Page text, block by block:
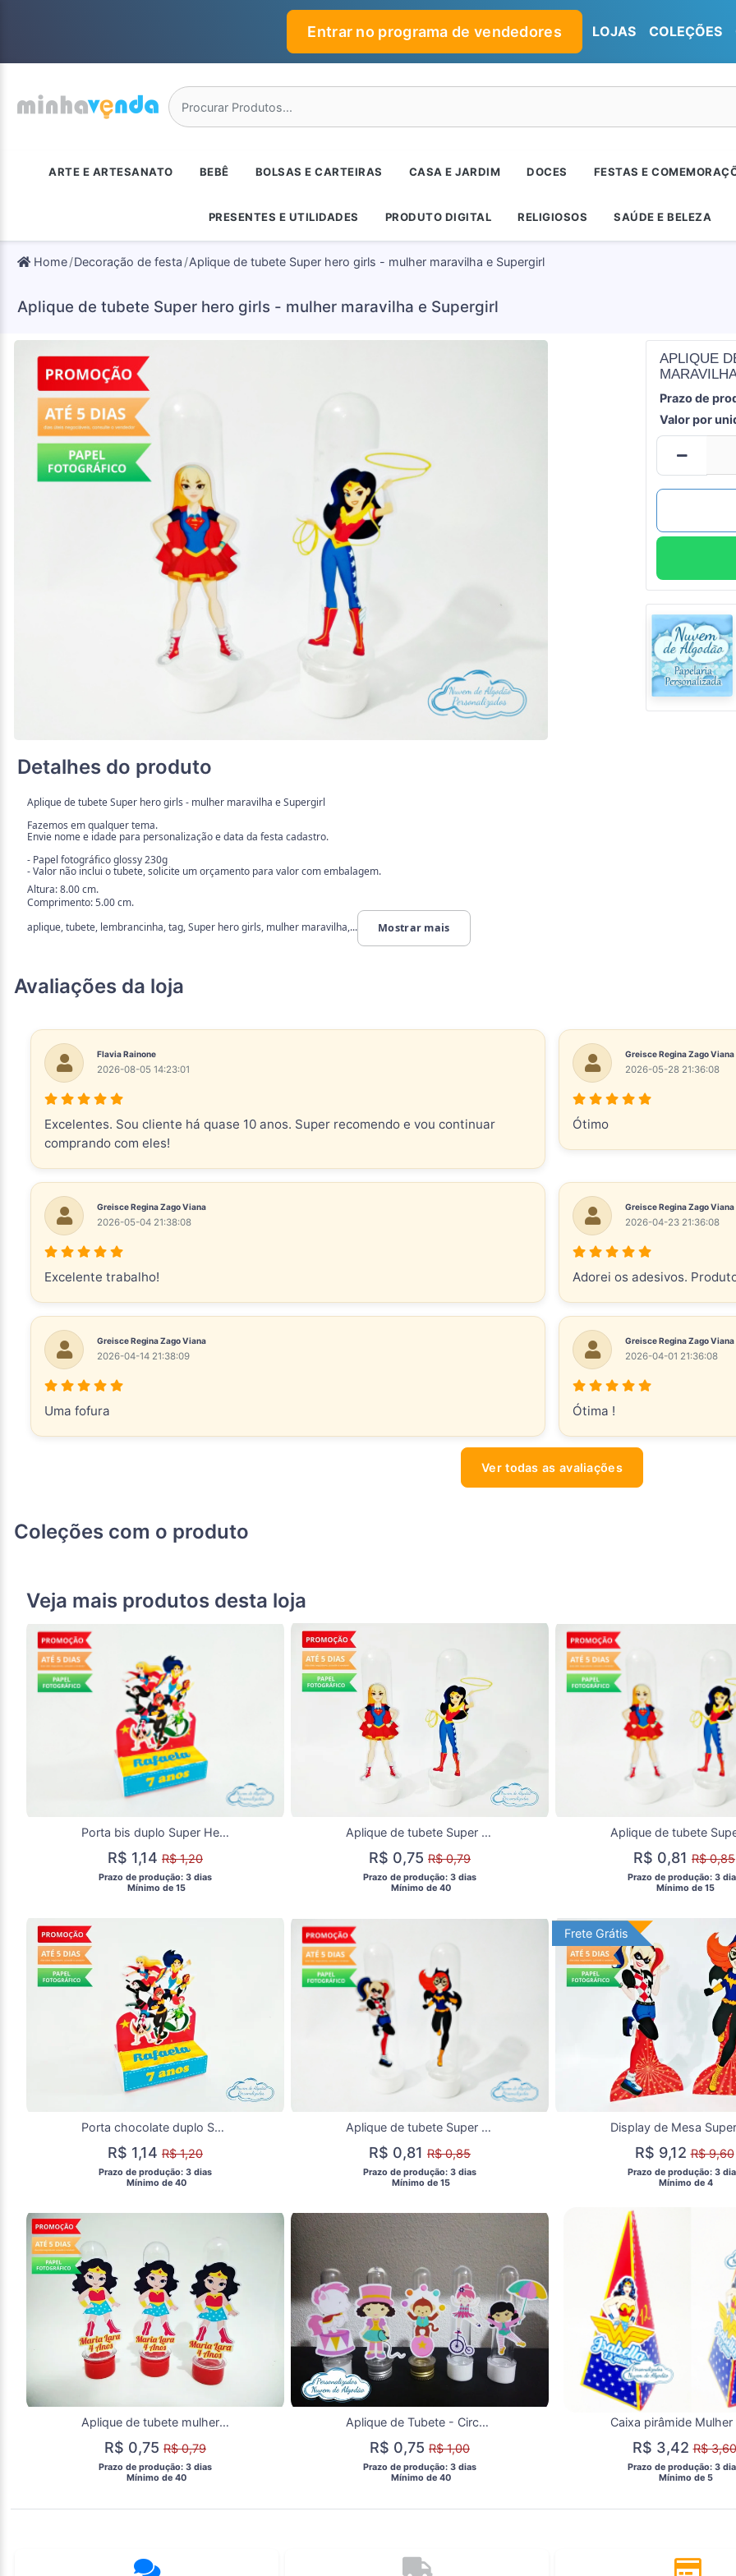
Entrar no programa de vendedores LOJAS COLEÇÕES
ARTE E ARTESANATO BEBÊ BOLSAS E CARTEIRAS CASA E JARDIM DOCES FESTAS E
PRESENTES E UTILIDADES PRODUTO DIGITAL RELIGIOSOS SAÚDE E BELEZA
Home Decoração de festa Aplique de tubete Super hero girls - mulher maravilha e Supergirl
Aplique de tubete Super hero girls - mulher maravilha e Supergirl
APLIQUE
Prazo de
Valor por
Detalhes do produto
Aplique de tubete Super hero girls - mulher maravilha e Supergirl
Fazemos em qualquer tema.
Envie nome e idade para personalização e data da festa cadastro.
- Papel fotográfico glossy 230g
- Valor não inclui o tubete, solicite um orçamento para valor com embalagem.
Altura: 8.00 cm.
Comprimento: 5.00 cm.
aplique, tubete, lembrancinha, tag, Super hero girls, mulher maravilha,...
Mostrar mais
Avaliações da loja
Flavia Rainone
2026-08-05 14:23:01
Excelentes. Sou cliente há quase 10 anos. Super recomendo e vou continuar
comprando com eles!
Greisce Regina Zago Viana
2026-05-28 21:36:08
Ótimo
Greisce Regina Zago Viana
2026-05-04 21:38:08
Excelente trabalho!
Greisce Regina Zago Viana
2026-04-23 21:36:08
Adorei os adesivos.
Greisce Regina Zago Viana
2026-04-14 21:38:09
Uma fofura
Greisce Regina Zago Viana
2026-04-01 21:36:08
Ótima !
Ver todas as avaliações
Coleções com o produto
Veja mais produtos desta loja
Porta bis duplo Super Hero Girls
R$ 1,14 R$ 1,20
Prazo de produção: 3 dias
  Mínimo de 15
Aplique de tubete Super Hero Girls
R$ 0,75 R$ 0,79
Prazo de produção: 3 dias
  Mínimo de 40
R$ 0,81 R$ 0,85
Prazo de produção: 3
  Mínimo de 15
Porta chocolate duplo Super Hero Girls
R$ 1,14 R$ 1,20
Prazo de produção: 3 dias
  Mínimo de 40
Aplique de tubete Super hero girls
R$ 0,81 R$ 0,85
Prazo de produção: 3 dias
  Mínimo de 15
Frete Grátis
Frete Grátis
R$ 9,12R$ 9,60
Prazo de produção: 3
  Mínimo de 4
Aplique de tubete mulher maravilha Cute
R$ 0,75 R$ 0,79
Prazo de produção: 3 dias
  Mínimo de 40
Aplique de Tubete - Circo Menina
R$ 0,75 R$ 1,00
Prazo de produção: 3 dias
  Mínimo de 40
R$ 3,42R$ 3,60
Prazo de produção: 3
  Mínimo de 5